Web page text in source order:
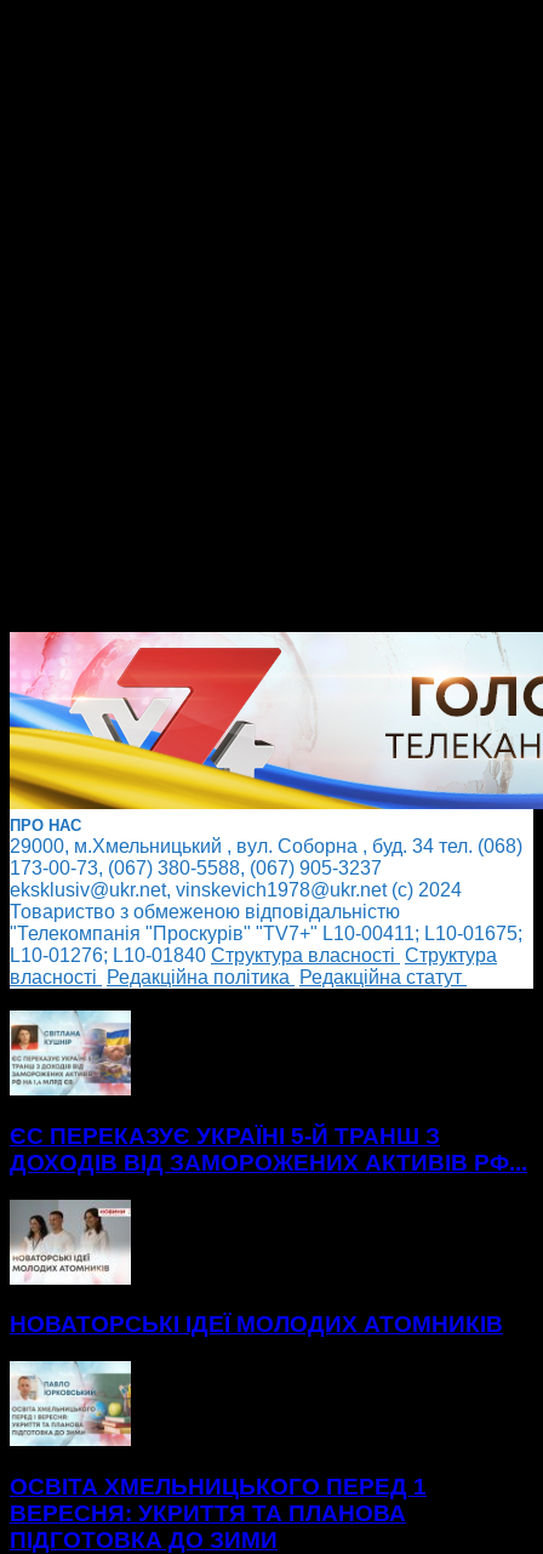
ПРО НАС
29000, м.Хмельницький , вул. Соборна , буд. 34 тел. (068)
173-00-73, (067) 380-5588, (067) 905-3237
eksklusiv@ukr.net, vinskevich1978@ukr.net (с) 2024
Товариство з обмеженою відповідальністю
"Телекомпанія "Проскурів" "TV7+" L10-00411; L10-01675;
L10-01276; L10-01840 Cтруктура власності Cтруктура
власності
Редакційна політика
Редакційна статут
ЄС ПЕРЕКАЗУЄ УКРАЇНІ 5-Й ТРАНШ З
ДОХОДІВ ВІД ЗАМОРОЖЕНИХ АКТИВІВ РФ...
НОВАТОРСЬКІ ІДЕЇ МОЛОДИХ АТОМНИКІВ
ОСВІТА ХМЕЛЬНИЦЬКОГО ПЕРЕД 1
ВЕРЕСНЯ: УКРИТТЯ ТА ПЛАНОВА
ПІДГОТОВКА ДО ЗИМИ